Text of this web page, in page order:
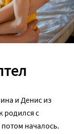
и Денис из
родился с
началось.